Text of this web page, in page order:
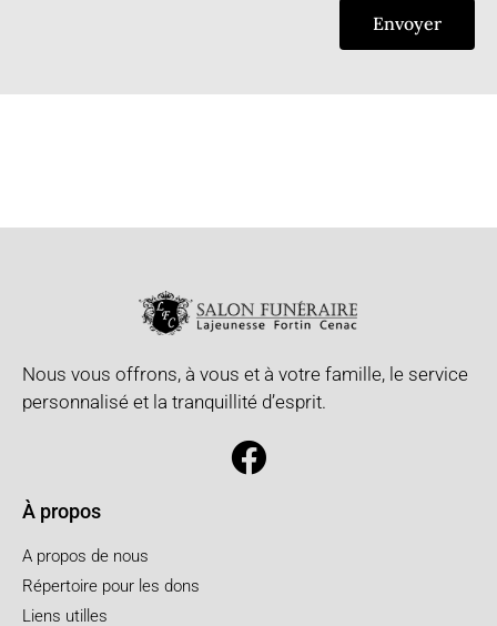
Envoyer
Nous vous offrons, à vous et à votre famille, le service
personnalisé et la tranquillité d’esprit.
À propos
A propos de nous
Répertoire pour les dons
Liens utilles